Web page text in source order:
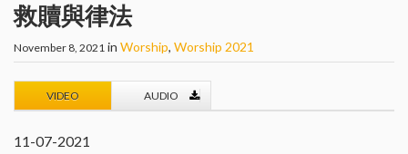
救贖與律法
November 8, 2021 in Worship, Worship 2021
VIDEO AUDIO
11-07-2021